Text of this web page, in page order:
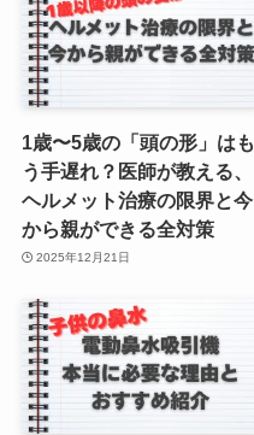
1歳〜5歳の「頭の形」はも
う手遅れ？医師が教える、
ヘルメット治療の限界と今
から親ができる全対策
2025年12月21日